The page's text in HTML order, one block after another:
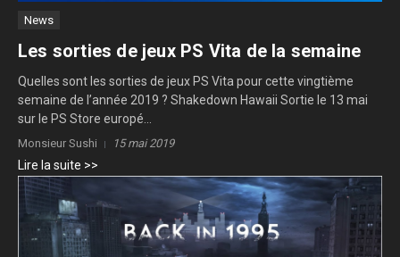
News
Les sorties de jeux PS Vita de la semaine
Quelles sont les sorties de jeux PS Vita pour cette vingtième
semaine de l’année 2019 ? Shakedown Hawaii Sortie le 13 mai
sur le PS Store europé...
Monsieur Sushi 15 mai 2019
Lire la suite >>